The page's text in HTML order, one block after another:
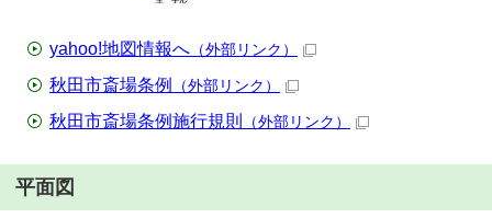
yahoo!地図情報へ （外部リンク）
秋田市斎場条例 （外部リンク）
秋田市斎場条例施行規則 （外部リンク）
平面図